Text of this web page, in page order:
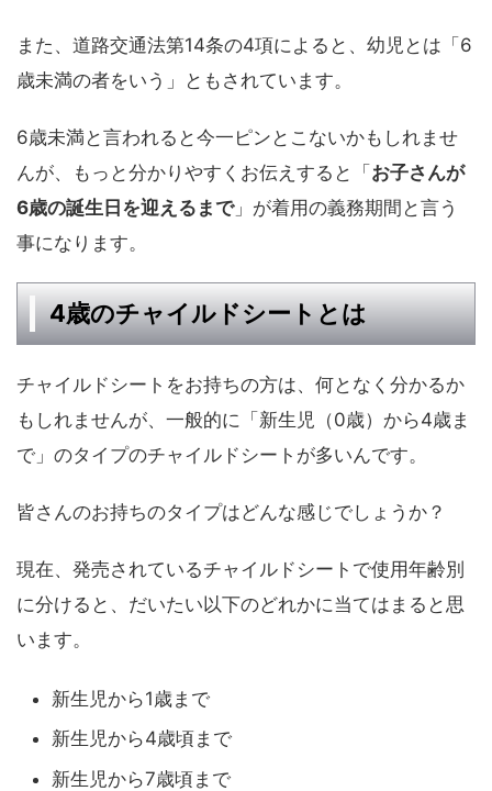
また、道路交通法第14条の4項によると、幼児とは「6
歳未満の者をいう」ともされています。
6歳未満と言われると今一ピンとこないかもしれませ
んが、もっと分かりやすくお伝えすると「お子さんが
6歳の誕生日を迎えるまで」が着用の義務期間と言う
事になります。
4歳のチャイルドシートとは
チャイルドシートをお持ちの方は、何となく分かるか
もしれませんが、一般的に「新生児（0歳）から4歳ま
で」のタイプのチャイルドシートが多いんです。
皆さんのお持ちのタイプはどんな感じでしょうか？
現在、発売されているチャイルドシートで使用年齢別
に分けると、だいたい以下のどれかに当てはまると思
います。
新生児から1歳まで
新生児から4歳頃まで
新生児から7歳頃まで